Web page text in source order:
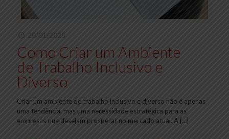
20/01/2025
Como Criar um Ambiente
de Trabalho Inclusivo e
Diverso
Criar um ambiente de trabalho inclusivo e diverso não é apenas
uma tendência, mas uma necessidade estratégica para as
empresas que desejam prosperar no mercado atual. A […]